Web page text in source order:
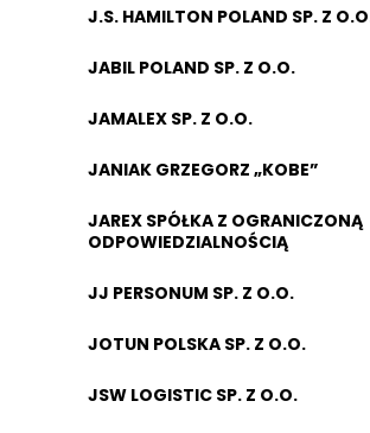
J.S. HAMILTON POLAND SP. Z
JABIL POLAND SP. Z O.O.
JAMALEX SP. Z O.O.
JANIAK GRZEGORZ „KOBE”
JAREX SPÓŁKA Z OGRANICZONĄ
ODPOWIEDZIALNOŚCIĄ
JJ PERSONUM SP. Z O.O.
JOTUN POLSKA SP. Z O.O.
JSW LOGISTIC SP. Z O.O.